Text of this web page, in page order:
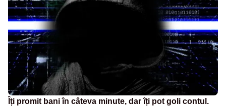
Îți promit bani în câteva minute, dar îți pot goli contul.